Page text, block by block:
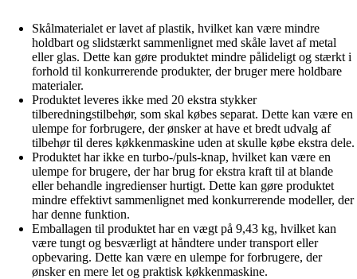
Skålmaterialet er lavet af plastik, hvilket kan være mindre
holdbart og slidstærkt sammenlignet med skåle lavet af metal
eller glas. Dette kan gøre produktet mindre pålideligt og stærkt i
forhold til konkurrerende produkter, der bruger mere holdbare
materialer.
Produktet leveres ikke med 20 ekstra stykker
tilberedningstilbehør, som skal købes separat. Dette kan være en
ulempe for forbrugere, der ønsker at have et bredt udvalg af
tilbehør til deres køkkenmaskine uden at skulle købe ekstra dele.
Produktet har ikke en turbo-/puls-knap, hvilket kan være en
ulempe for brugere, der har brug for ekstra kraft til at blande
eller behandle ingredienser hurtigt. Dette kan gøre produktet
mindre effektivt sammenlignet med konkurrerende modeller, der
har denne funktion.
Emballagen til produktet har en vægt på 9,43 kg, hvilket kan
være tungt og besværligt at håndtere under transport eller
opbevaring. Dette kan være en ulempe for forbrugere, der
ønsker en mere let og praktisk køkkenmaskine.